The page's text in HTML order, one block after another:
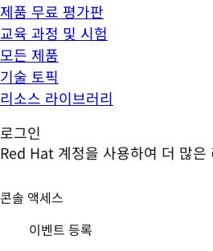
제품 무료 평가판
교육 과정 및 시험
모든 제품
기술 토픽
리소스 라이브러리
로그인
Red Hat 계정을 사용하여 더 많은
콘솔 액세스
이벤트 등록